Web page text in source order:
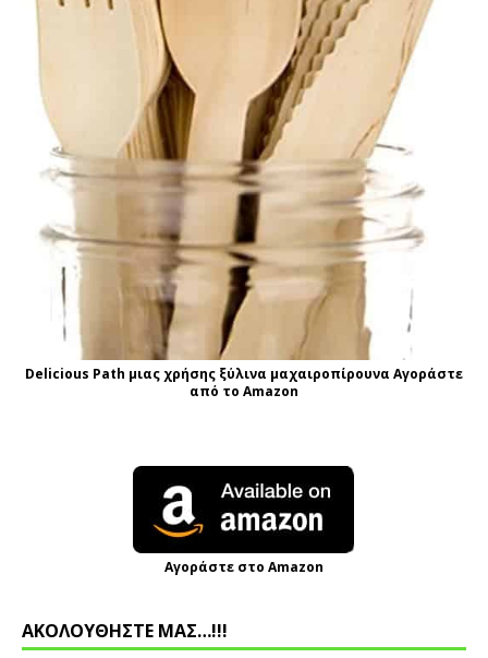
Delicious Path μιας χρήσης ξύλινα μαχαιροπίρουνα Αγοράστε
από το Amazon
Αγοράστε στο Amazon
ΑΚΟΛΟΥΘΗΣΤΕ ΜΑΣ…!!!